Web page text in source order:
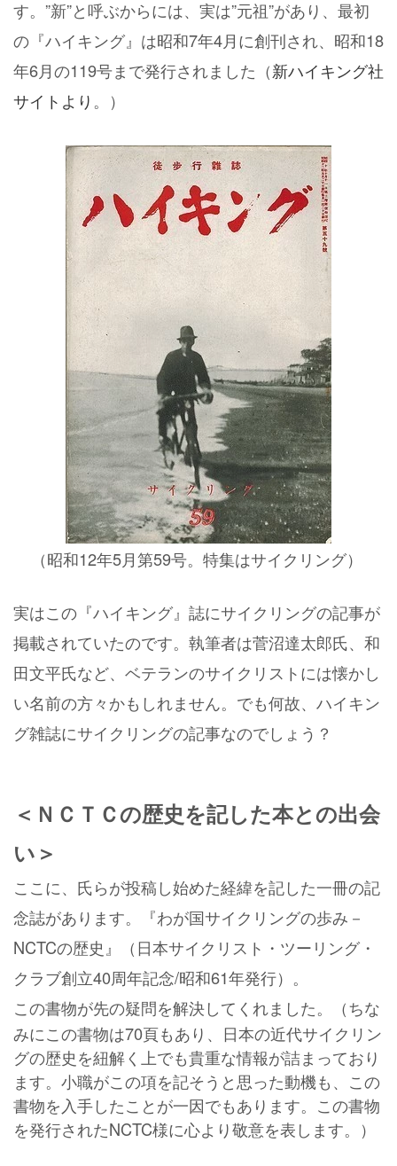
す。”新”と呼ぶからには、実は”元祖”があり、最初
の『ハイキング』は昭和7年4月に創刊され、昭和18
年6月の119号まで発行されました（新ハイキング社
サイトより 。）
（昭和12年5月第59号。特集はサイクリング）
実はこの『ハイキング』誌にサイクリングの記事が
掲載されていたのです。執筆者は菅沼達太郎氏、和
田文平氏など、ベテランのサイクリストには懐かし
い名前の方々かもしれません。でも何故、ハイキン
グ雑誌にサイクリングの記事なのでしょう？
＜ＮＣＴＣの歴史を記した本との出会
い＞
ここに、氏らが投稿し始めた経緯を記した一冊の記
念誌があります。『わが国サイクリングの歩み－
NCTCの歴史』（日本サイクリスト・ツーリング・
クラブ創立40周年記念/昭和61年発行）。
この書物が先の疑問を解決してくれました。（ちな
みにこの書物は70頁もあり、日本の近代サイクリン
グの歴史を紐解く上でも貴重な情報が詰まっており
ます。小職がこの項を記そうと思った動機も、この
書物を入手したことが一因でもあります。この書物
を発行されたNCTC様に心より敬意を表します。）